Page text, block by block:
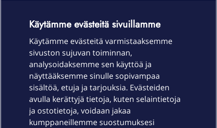
Käytämme evästeitä sivuillamme
Käytämme evästeitä varmistaaksemme
sivuston sujuvan toiminnan,
analysoidaksemme sen käyttöä ja
näyttääksemme sinulle sopivampaa
sisältöä, etuja ja tarjouksia. Evästeiden
avulla kerättyjä tietoja, kuten selaintietoja
ja ostotietoja, voidaan jakaa
kumppaneillemme suostumuksesi